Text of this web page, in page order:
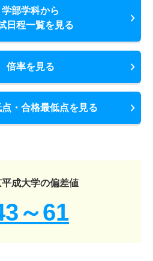
学部学科から
日程一覧を見る
倍率を見る
・合格最低点を見る
成大学の偏差値
～61